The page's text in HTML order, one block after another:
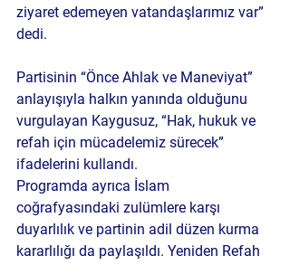
ziyaret edemeyen vatandaşlarımız var”
dedi.
Partisinin “Önce Ahlak ve Maneviyat”
anlayışıyla halkın yanında olduğunu
vurgulayan Kaygusuz, “Hak, hukuk ve
refah için mücadelemiz sürecek”
ifadelerini kullandı.
Programda ayrıca İslam
coğrafyasındaki zulümlere karşı
duyarlılık ve partinin adil düzen kurma
kararlılığı da paylaşıldı. Yeniden Refah